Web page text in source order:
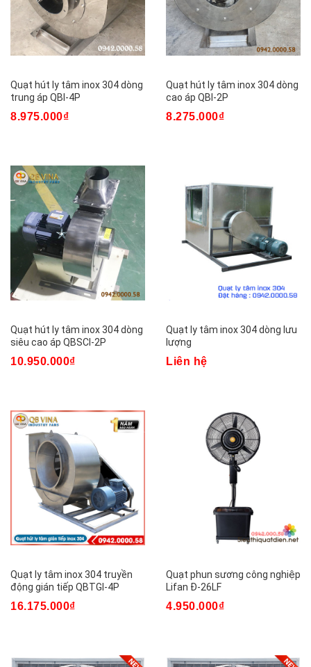
Quạt hút ly tâm inox 304 dòng
trung áp QBI-4P
8.975.000₫
Quạt hút ly tâm inox 304 dòng
cao áp QBI-2P
8.275.000₫
Quạt hút ly tâm inox 304 dòng
siêu cao áp QBSCI-2P
10.950.000₫
Quạt ly tâm inox 304 dòng lưu
lượng
Liên hệ
Quạt ly tâm inox 304 truyền
động gián tiếp QBTGI-4P
16.175.000₫
Quạt phun sương công nghiệp
Lifan Đ-26LF
4.950.000₫